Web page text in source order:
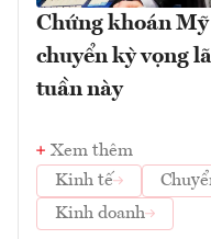
Chứng khoán
chuyển kỳ vọng
tuần này
Xem thêm
Kinh tế
Kinh doanh